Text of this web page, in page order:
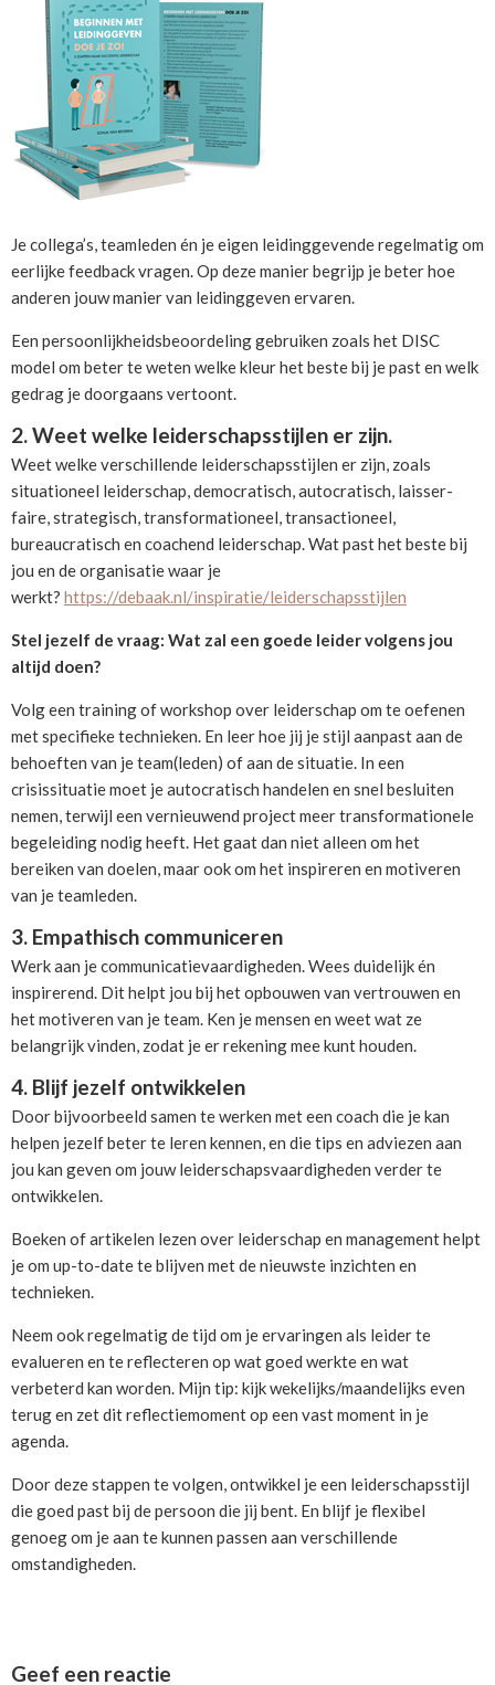
Je collega’s, teamleden én je eigen leidinggevende regelmatig om
eerlijke feedback vragen. Op deze manier begrijp je beter hoe
anderen jouw manier van leidinggeven ervaren.
Een persoonlijkheidsbeoordeling gebruiken zoals het DISC
model om beter te weten welke kleur het beste bij je past en welk
gedrag je doorgaans vertoont.
2. Weet welke leiderschapsstijlen er zijn.
Weet welke verschillende leiderschapsstijlen er zijn, zoals
situationeel leiderschap, democratisch, autocratisch, laisser-
faire, strategisch, transformationeel, transactioneel,
bureaucratisch en coachend leiderschap. Wat past het beste bij
jou en de organisatie waar je
werkt? https://debaak.nl/inspiratie/leiderschapsstijlen
Stel jezelf de vraag: Wat zal een goede leider volgens jou
altijd doen?
Volg een training of workshop over leiderschap om te oefenen
met specifieke technieken. En leer hoe jij je stijl aanpast aan de
behoeften van je team(leden) of aan de situatie. In een
crisissituatie moet je autocratisch handelen en snel besluiten
nemen, terwijl een vernieuwend project meer transformationele
begeleiding nodig heeft. Het gaat dan niet alleen om het
bereiken van doelen, maar ook om het inspireren en motiveren
van je teamleden.
3. Empathisch communiceren
Werk aan je communicatievaardigheden. Wees duidelijk én
inspirerend. Dit helpt jou bij het opbouwen van vertrouwen en
het motiveren van je team. Ken je mensen en weet wat ze
belangrijk vinden, zodat je er rekening mee kunt houden.
4. Blijf jezelf ontwikkelen
Door bijvoorbeeld samen te werken met een coach die je kan
helpen jezelf beter te leren kennen, en die tips en adviezen aan
jou kan geven om jouw leiderschapsvaardigheden verder te
ontwikkelen.
Boeken of artikelen lezen over leiderschap en management helpt
je om up-to-date te blijven met de nieuwste inzichten en
technieken.
Neem ook regelmatig de tijd om je ervaringen als leider te
evalueren en te reflecteren op wat goed werkte en wat
verbeterd kan worden. Mijn tip: kijk wekelijks/maandelijks even
terug en zet dit reflectiemoment op een vast moment in je
agenda.
Door deze stappen te volgen, ontwikkel je een leiderschapsstijl
die goed past bij de persoon die jij bent. En blijf je flexibel
genoeg om je aan te kunnen passen aan verschillende
omstandigheden.
Interactions
Geef een reactie